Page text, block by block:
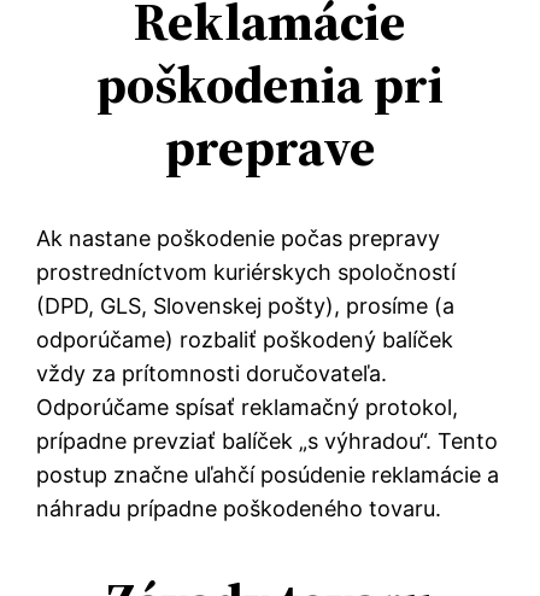
Reklamácie
poškodenia pri
preprave
Ak nastane poškodenie počas prepravy
prostredníctvom kuriérskych spoločností
(DPD, GLS, Slovenskej pošty), prosíme (a
odporúčame) rozbaliť poškodený balíček
vždy za prítomnosti doručovateľa.
Odporúčame spísať reklamačný protokol,
prípadne prevziať balíček „s výhradou“. Tento
postup značne uľahčí posúdenie reklamácie a
náhradu prípadne poškodeného tovaru.